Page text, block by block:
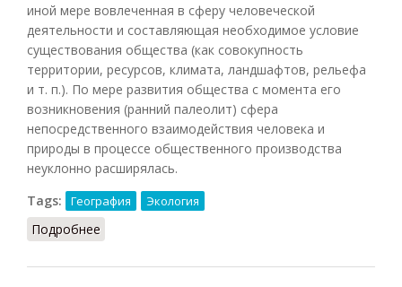
иной мере вовлеченная в сферу человеческой
деятельности и составляющая необходимое условие
существования общества (как совокупность
территории, ресурсов, климата, ландшафтов, рельефа
и т. п.). По мере развития общества с момента его
возникновения (ранний палеолит) сфера
непосредственного взаимодействия человека и
природы в процессе общественного производства
неуклонно расширялась.
Tags:
География Экология
Подробнее